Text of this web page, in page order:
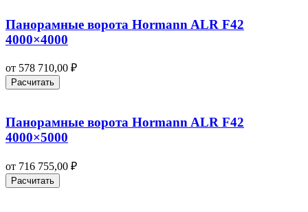
Панорамные ворота Hormann ALR F42
4000×4000
от 578 710,00 ₽
Расчитать
Панорамные ворота Hormann ALR F42
4000×5000
от 716 755,00 ₽
Расчитать